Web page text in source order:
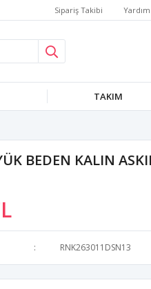
Sipariş Takibi Yardım
TAKIM
BEDEN KALIN
RNK263011DSN13